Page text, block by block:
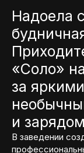
Надоела
«Соло»
за
и
В заведении